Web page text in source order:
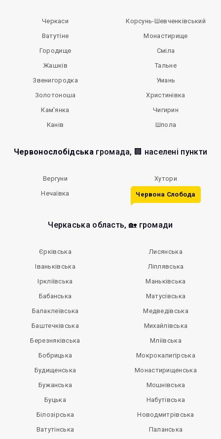
Черкаси
Ватутіне
Городище
Жашків
Звенигородка
Золотоноша
Кам'янка
Канів
Корсунь-Шевченківський
Монастирище
Сміла
Тальне
Умань
Христинівка
Чигирин
Шпола
Червонослобідська громада, 🏢 населені пункти
Вергуни
Нечаївка
Хутори
Червона Слобода
Черкаська область, 🏡 громади
Єрківська
Іваньківська
Іркліївська
Бабанська
Балаклеївська
Баштечківська
Березняківська
Бобрицька
Будищенська
Бужанська
Буцька
Білозірська
Ватутінська
Лисянська
Ліплявська
Маньківська
Матусівська
Медведівська
Михайлівська
Мліївська
Мокрокалигірська
Монастирищенська
Мошнівська
Набутівська
Новодмитрівська
Паланська